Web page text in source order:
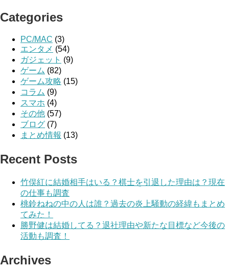
Categories
PC/MAC (3)
エンタメ (54)
ガジェット (9)
ゲーム (82)
ゲーム攻略 (15)
コラム (9)
スマホ (4)
その他 (57)
ブログ (7)
まとめ情報 (13)
Recent Posts
竹俣紅に結婚相手はいる？棋士を引退した理由は？現在
の仕事も調査
桃鈴ねねの中の人は誰？過去の炎上騒動の経緯もまとめ
てみた！
勝野健は結婚してる？退社理由や新たな目標など今後の
活動も調査！
Archives